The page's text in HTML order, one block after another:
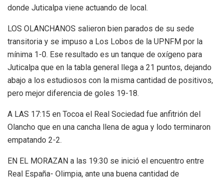
donde Juticalpa viene actuando de local.
LOS OLANCHANOS salieron bien parados de su sede
transitoria y se impuso a Los Lobos de la UPNFM por la
mínima 1-0. Ese resultado es un tanque de oxígeno para
Juticalpa que en la tabla general llega a 21 puntos, dejando
abajo a los estudiosos con la misma cantidad de positivos,
pero mejor diferencia de goles 19-18.
A LAS 17:15 en Tocoa el Real Sociedad fue anfitrión del
Olancho que en una cancha llena de agua y lodo terminaron
empatando 2-2.
EN EL MORAZAN a las 19:30 se inició el encuentro entre
Real España- Olimpia, ante una buena cantidad de